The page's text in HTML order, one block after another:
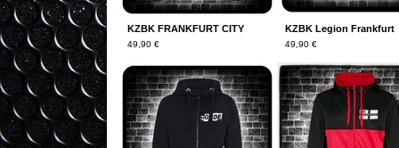
KZBK FRANKFURT CITY
49,90 €
KZBK Legion Frankfurt
49,90 €